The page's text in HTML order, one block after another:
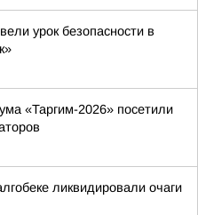
урок безопасности в
«Таргим-2026» посетили
ликвидировали очаги